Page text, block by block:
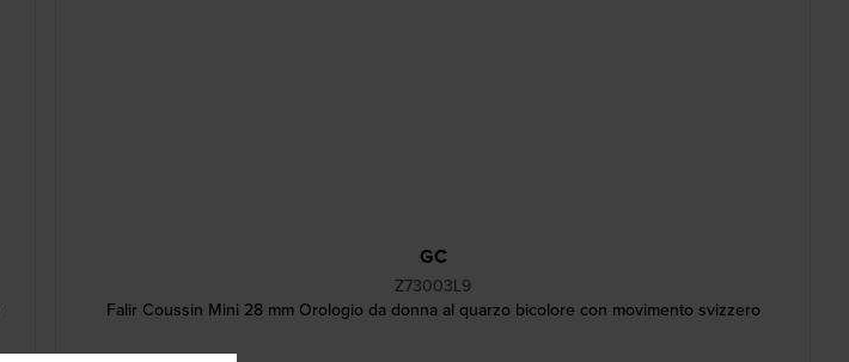
GC
Z73003L9
Falir Coussin Mini 28 mm Orologio da donna al quarzo bicolore con movimento svizzero